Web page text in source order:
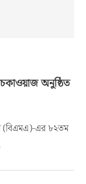
অনুষ্ঠিত
(বিএমএ)-এর ৮২তম